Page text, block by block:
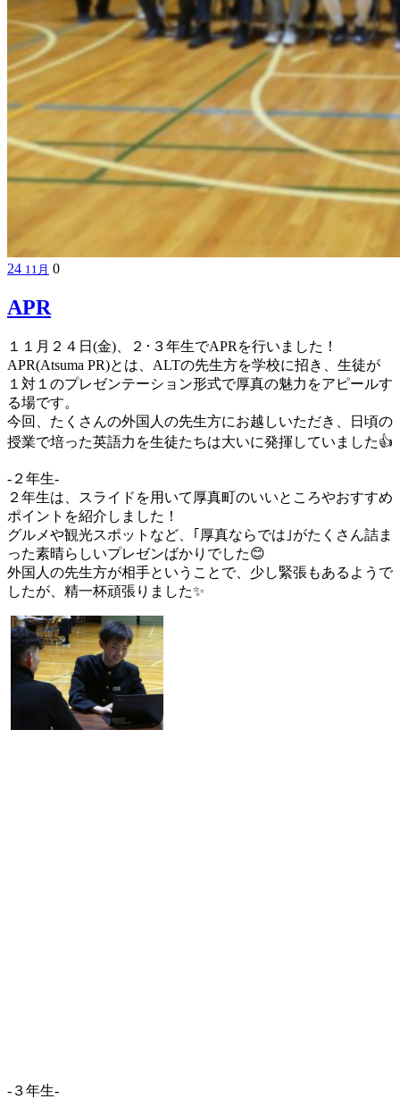
24 11月 0
APR
１１月２４日(金)、２･３年生でAPRを行いました！
APR(Atsuma PR)とは、ALTの先生方を学校に招き、生徒が
１対１のプレゼンテーション形式で厚真の魅力をアピールす
る場です。
今回、たくさんの外国人の先生方にお越しいただき、日頃の
授業で培った英語力を生徒たちは大いに発揮していました👍
-２年生-
２年生は、スライドを用いて厚真町のいいところやおすすめ
ポイントを紹介しました！
グルメや観光スポットなど、｢厚真ならでは｣がたくさん詰ま
った素晴らしいプレゼンばかりでした😊
外国人の先生方が相手ということで、少し緊張もあるようで
したが、精一杯頑張りました✨
-３年生-